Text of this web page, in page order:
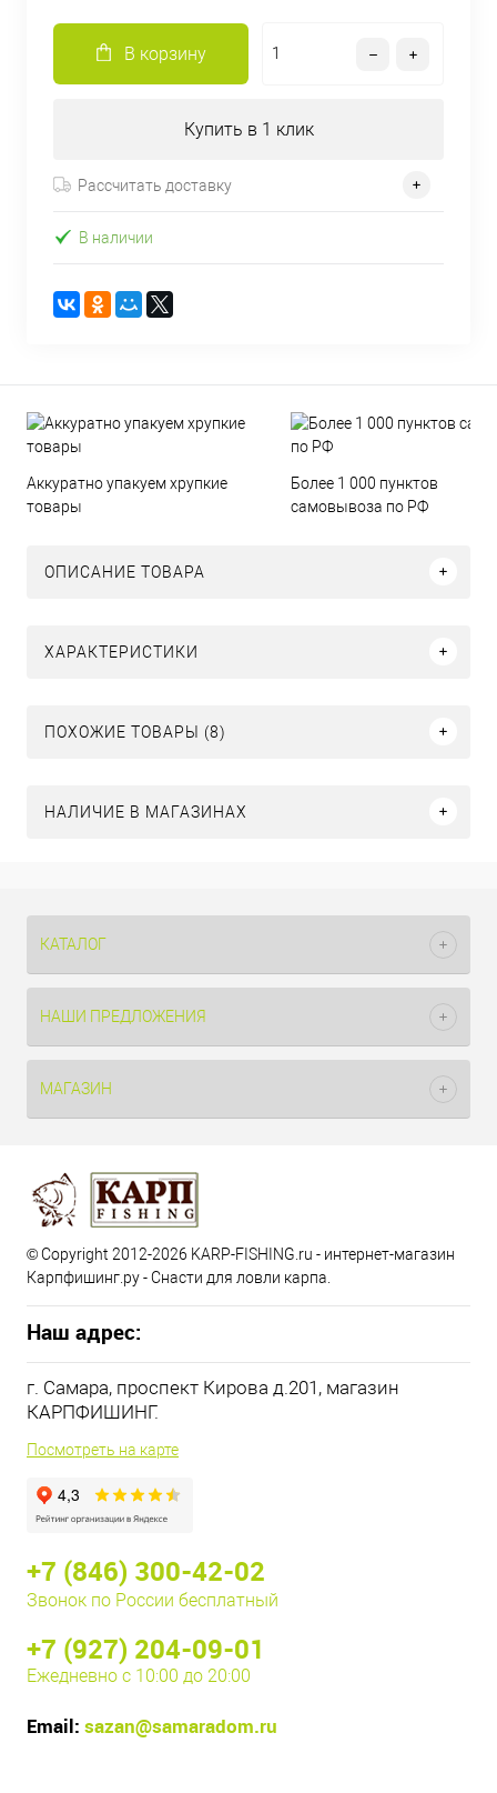
В корзину
Купить в 1 клик
Рассчитать доставку
В наличии
Аккуратно упакуем хрупкие
товары
Более 1 000 пунктов
самовывоза по РФ
ОПИСАНИЕ ТОВАРА
ХАРАКТЕРИСТИКИ
ПОХОЖИЕ ТОВАРЫ (8)
НАЛИЧИЕ В МАГАЗИНАХ
КАТАЛОГ
НАШИ ПРЕДЛОЖЕНИЯ
МАГАЗИН
© Copyright 2012-2026 KARP-FISHING.ru - интернет-магазин
Карпфишинг.ру - Снасти для ловли карпа.
Наш адрес:
г. Самара, проспект Кирова д.201, магазин
КАРПФИШИНГ.
Посмотреть на карте
+7 (846) 300-42-02
Звонок по России бесплатный
+7 (927) 204-09-01
Ежедневно с 10:00 до 20:00
Email: sazan@samaradom.ru